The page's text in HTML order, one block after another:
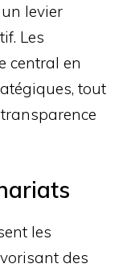
levier
Les
central en
tout
les
des